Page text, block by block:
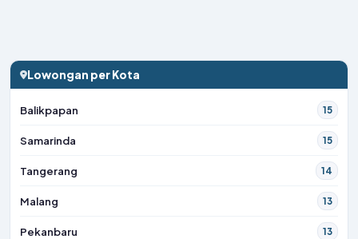
Lowongan per Kota
Balikpapan 15
Samarinda 15
Tangerang 14
Malang 13
Pekanbaru 13